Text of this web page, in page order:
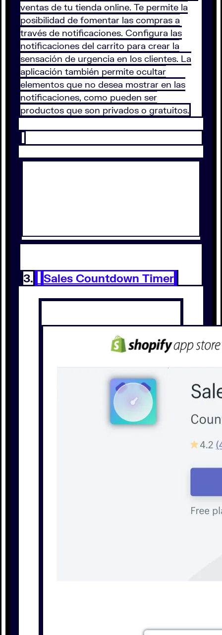
ventas de tu tienda online. Te permite la
posibilidad de fomentar las compras a
través de notificaciones. Configura las
notificaciones del carrito para crear la
sensación de urgencia en los clientes. La
aplicación también permite ocultar
elementos que no desea mostrar en las
notificaciones, como pueden ser
productos que son privados o gratuitos.
3. Sales Countdown Timer